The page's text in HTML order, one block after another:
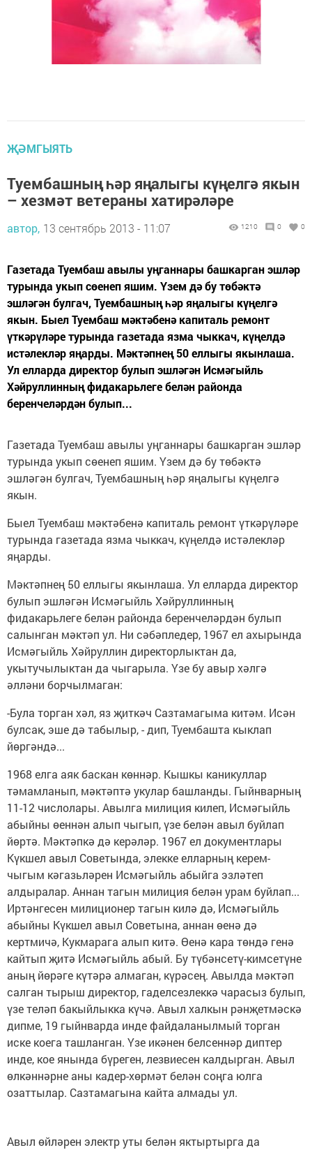
ҖӘМГЫЯТЬ
Туембашның һәр яңалыгы күңелгә якын
– хезмәт ветераны хатирәләре
автор, 13 сентябрь 2013 - 11:07 1210 0 0
Газетада Туембаш авылы уңганнары башкарган эшләр
турында укып сөенеп яшим. Үзем дә бу төбәктә
эшләгән булгач, Туембашның һәр яңалыгы күңелгә
якын. Быел Туембаш мәктәбенә капиталь ремонт
үткәрүләре турында газетада язма чыккач, күңелдә
истәлекләр яңарды. Мәктәпнең 50 еллыгы якынлаша.
Ул елларда директор булып эшләгән Исмәгыйль
Хәйруллинның фидакарьлеге белән районда
беренчеләрдән булып...
Газетада Туембаш авылы уңганнары башкарган эшләр
турында укып сөенеп яшим. Үзем дә бу төбәктә
эшләгән булгач, Туембашның һәр яңалыгы күңелгә
якын.
Быел Туембаш мәктәбенә капиталь ремонт үткәрүләре
турында газетада язма чыккач, күңелдә истәлекләр
яңарды.
Мәктәпнең 50 еллыгы якынлаша. Ул елларда директор
булып эшләгән Исмәгыйль Хәйруллинның
фидакарьлеге белән районда беренчеләрдән булып
салынган мәктәп ул. Ни сәбәпледер, 1967 ел ахырында
Исмәгыйль Хәйруллин директорлыктан да,
укытучылыктан да чыгарыла. Үзе бу авыр хәлгә
әлләни борчылмаган:
-Була торган хәл, яз җиткәч Сазтамагыма китәм. Исән
булсак, эше дә табылыр, - дип, Туембашта кыклап
йөргәндә...
1968 елга аяк баскан көннәр. Кышкы каникуллар
тәмамланып, мәктәптә укулар башланды. Гыйнварның
11-12 числолары. Авылга милиция килеп, Исмәгыйль
абыйны өеннән алып чыгып, үзе белән авыл буйлап
йөртә. Мәктәпкә дә керәләр. 1967 ел документлары
Күкшел авыл Советында, элекке елларның керем-
чыгым кәгазьләрен Исмәгыйль абыйга эзләтеп
алдыралар. Аннан тагын милиция белән урам буйлап...
Иртәнгесен милиционер тагын килә дә, Исмәгыйль
абыйны Күкшел авыл Советына, аннан өенә дә
кертмичә, Кукмарага алып китә. Өенә кара төндә генә
кайтып җитә Исмәгыйль абый. Бу түбәнсетү-кимсетүне
аның йөрәге күтәрә алмаган, күрәсең. Авылда мәктәп
салган тырыш директор, гаделсезлеккә чарасыз булып,
үзе теләп бакыйлыкка күчә. Авыл халкын рәнҗетмәскә
дипме, 19 гыйнварда инде файдаланылмый торган
иске коега ташланган. Үзе икәнен белсеннәр диптер
инде, кое янында бүреген, лезвиесен калдырган. Авыл
өлкәннәрне аны кадер-хөрмәт белән соңга юлга
озаттылар. Сазтамагына кайта алмады ул.
Авыл өйләрен электр уты белән яктыртырга да